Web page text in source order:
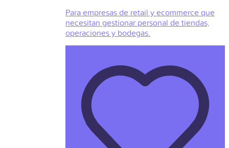
Para empresas de retail y ecommerce que
necesitan gestionar personal de tiendas,
operaciones y bodegas.